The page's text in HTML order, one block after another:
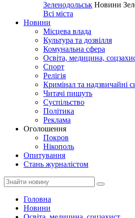
Зеленодольськ Новини
Всі міста
Новини
Місцева влада
Культура та дозвілля
Комунальна сфера
Освіта, медицина,
Спорт
Релігія
Кримінал та надзвичайні
Читачі пишуть
Суспільство
Політика
Реклама
Оголошення
Покров
Нікополь
Опитування
Стань журналістом
Головна
Новини